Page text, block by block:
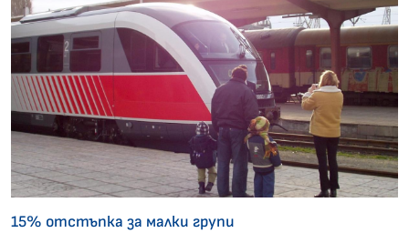
15% отстъпка за малки групи